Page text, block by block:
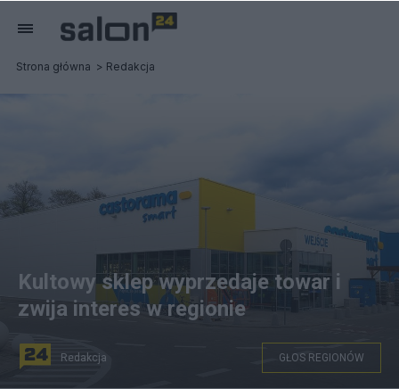
Strona główna Redakcja
Kultowy sklep wyprzedaje towar i
zwija interes w regionie
Redakcja GŁOS REGIONÓW